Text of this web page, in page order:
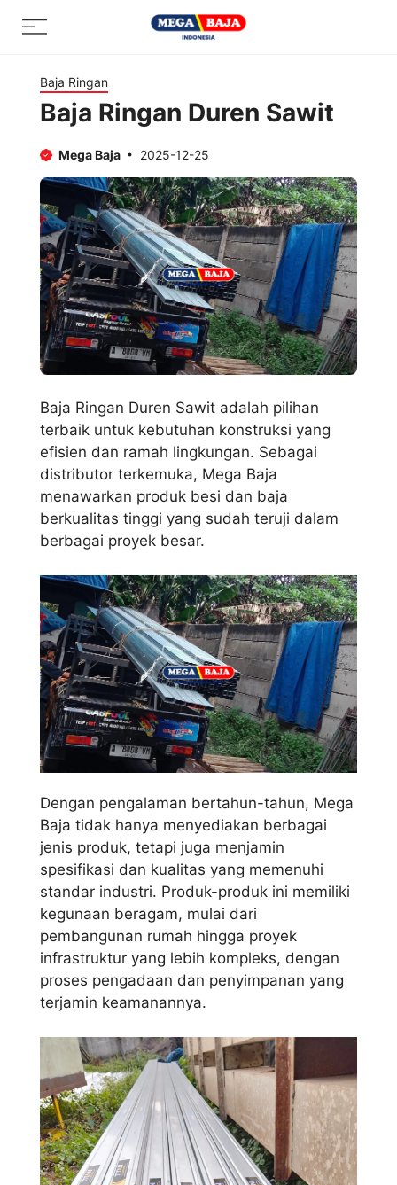
Menu
Baja Ringan
Baja Ringan Duren Sawit
Mega Baja 2025-12-25
Baja Ringan Duren Sawit adalah pilihan
terbaik untuk kebutuhan konstruksi yang
efisien dan ramah lingkungan. Sebagai
distributor terkemuka, Mega Baja
menawarkan produk besi dan baja
berkualitas tinggi yang sudah teruji dalam
berbagai proyek besar.
Dengan pengalaman bertahun-tahun, Mega
Baja tidak hanya menyediakan berbagai
jenis produk, tetapi juga menjamin
spesifikasi dan kualitas yang memenuhi
standar industri. Produk-produk ini memiliki
kegunaan beragam, mulai dari
pembangunan rumah hingga proyek
infrastruktur yang lebih kompleks, dengan
proses pengadaan dan penyimpanan yang
terjamin keamanannya.